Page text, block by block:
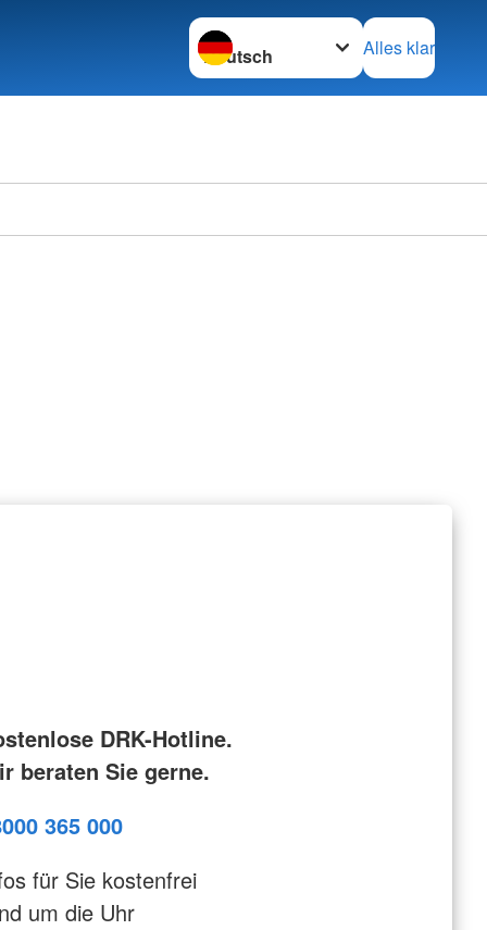
Sprache wechseln zu
Alles klar
DRK-Hotline.
beraten Sie gerne.
365 000
für Sie kostenfrei
um die Uhr